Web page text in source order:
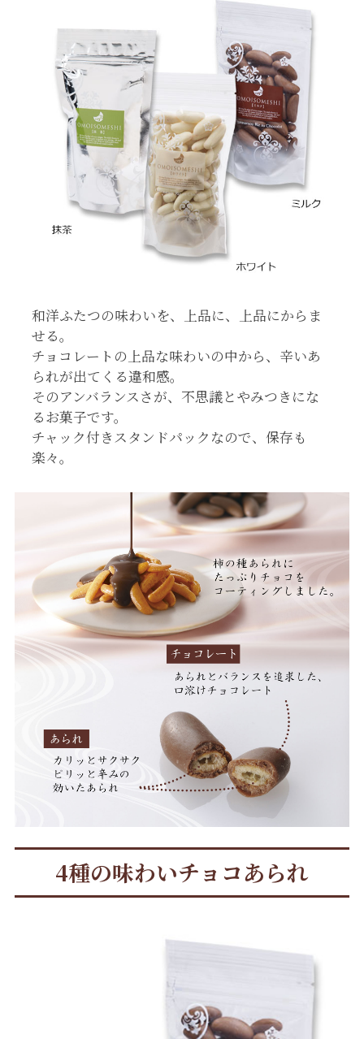
和洋ふたつの味わいを、上品に、上品にからま
せる。
チョコレートの上品な味わいの中から、辛いあ
られが出てくる違和感。
そのアンバランスさが、不思議とやみつきにな
るお菓子です。
チャック付きスタンドパックなので、保存も
楽々。
4種の味わいチョコあられ